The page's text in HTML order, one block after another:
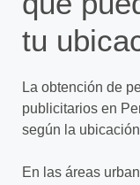
tu
La obtención de
publicitarios en
según la
En las áreas